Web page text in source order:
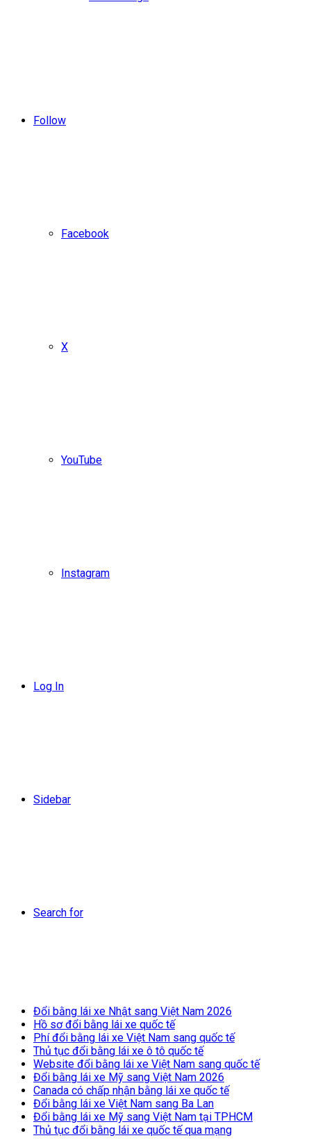
Follow
Facebook
X
YouTube
Instagram
Log In
Sidebar
Search for
Đổi bằng lái xe Nhật sang Việt Nam 2026
Hồ sơ đổi bằng lái xe quốc tế
Phí đổi bằng lái xe Việt Nam sang quốc tế
Thủ tục đổi bằng lái xe ô tô quốc tế
Website đổi bằng lái xe Việt Nam sang quốc tế
Đổi bằng lái xe Mỹ sang Việt Nam 2026
Canada có chấp nhận bằng lái xe quốc tế
Đổi bằng lái xe Việt Nam sang Ba Lan
Đổi bằng lái xe Mỹ sang Việt Nam tại TPHCM
Thủ tục đổi bằng lái xe quốc tế qua mạng